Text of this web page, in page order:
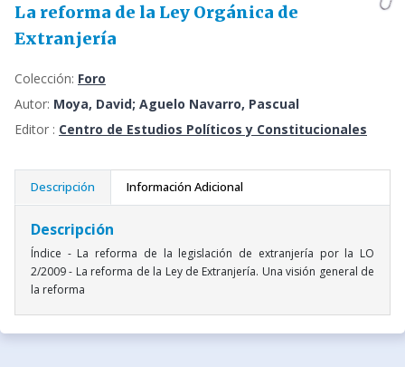
La reforma de la Ley Orgánica de
Extranjería
Colección: Foro
Autor: Moya, David; Aguelo Navarro, Pascual
Editor : Centro de Estudios Políticos y Constitucionales
Descripción Información Adicional
Descripción
Índice - La reforma de la legislación de extranjería por la LO
2/2009 - La reforma de la Ley de Extranjería. Una visión general de
la reforma